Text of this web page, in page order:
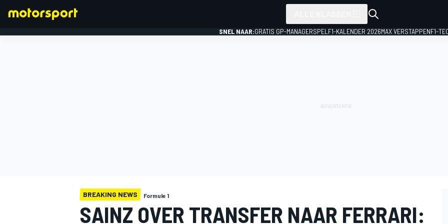
SNEL NAAR:GRATIS GP-MANAGERSPEL F1-KALENDER 2026MAX VERSTAPPENF1-
BREAKING NEWS Formule 1
SAINZ OVER TRANSFER NAAR FERRARI: